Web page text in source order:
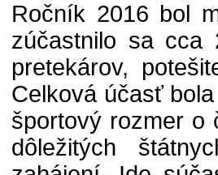
Ročník 2016 bol
zúčastnilo sa cca
pretekárov,
Celková účasť
športový rozmer o
dôležitých